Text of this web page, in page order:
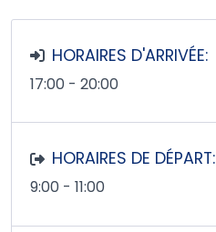
HORAIRES D'ARRIVÉE:
17:00 - 20:00
HORAIRES DE DÉPART:
9:00 - 11:00